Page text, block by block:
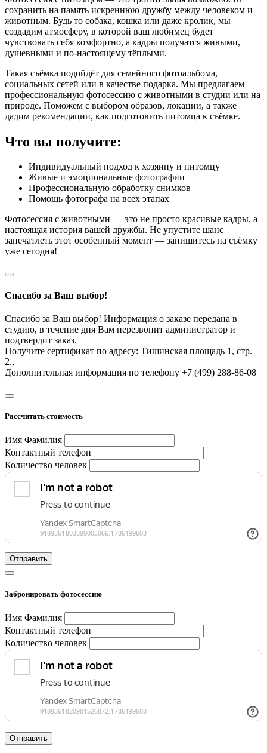
сохранить на память искреннюю дружбу между человеком и
животным. Будь то собака, кошка или даже кролик, мы
создадим атмосферу, в которой ваш любимец будет
чувствовать себя комфортно, а кадры получатся живыми,
душевными и по-настоящему тёплыми.
Такая съёмка подойдёт для семейного фотоальбома,
социальных сетей или в качестве подарка. Мы предлагаем
профессиональную фотосессию с животными в студии или на
природе. Поможем с выбором образов, локации, а также
дадим рекомендации, как подготовить питомца к съёмке.
Что вы получите:
Индивидуальный подход к хозяину и питомцу
Живые и эмоциональные фотографии
Профессиональную обработку снимков
Помощь фотографа на всех этапах
Фотосессия с животными — это не просто красивые кадры, а
настоящая история вашей дружбы. Не упустите шанс
запечатлеть этот особенный момент — запишитесь на съёмку
уже сегодня!
Спасибо за Ваш выбор!
Спасибо за Ваш выбор! Информация о заказе передана в
студию, в течение дня Вам перезвонит администратор и
подтвердит заказ.
Получите сертификат по адресу: Тишинская площадь 1, стр.
2.,
Дополнительная информация по телефону +7 (499) 288-86-08
Рассчитать стоимость
Имя Фамилия
Контактный телефон
Количество человек
Отправить
Забронировать фотосессию
Имя Фамилия
Контактный телефон
Количество человек
Отправить